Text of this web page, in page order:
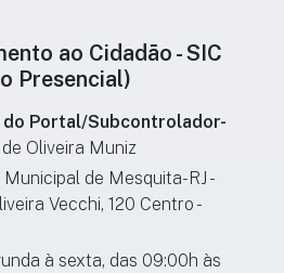
e de
ao Cidadão - SIC
Presencial)
Portal/Subcontrolador-
Oliveira Muniz
de Mesquita-RJ -
Vecchi, 120 Centro -
à sexta, das 09:00h às